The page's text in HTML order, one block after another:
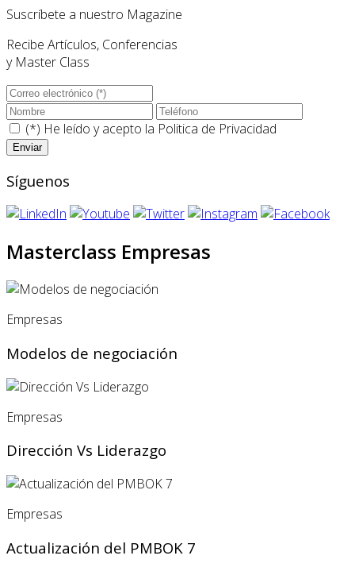
Suscríbete a nuestro Magazine
Recibe Artículos, Conferencias
y Master Class
(*) He leído y acepto la Politica de Privacidad
Síguenos
Masterclass Empresas
Empresas
Modelos de negociación
Empresas
Dirección Vs Liderazgo
Empresas
Actualización del PMBOK 7